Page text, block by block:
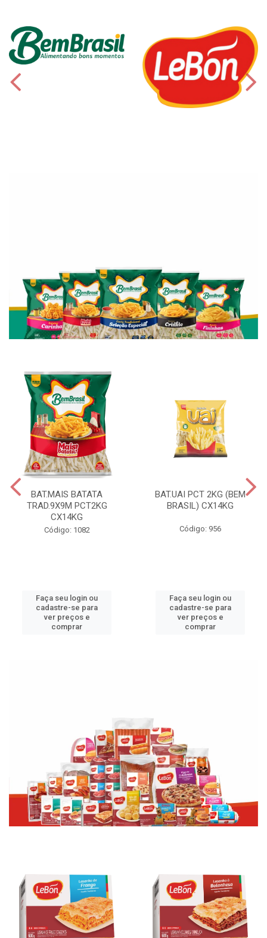
BAT.MAIS BATATA
TRAD.9X9M PCT2KG
CX14KG
Código: 1082
Faça seu login ou
cadastre-se para
ver preços e
comprar
BAT.UAI PCT 2KG (BEM
BRASIL) CX14KG
Código: 956
Faça seu login ou
cadastre-se para
ver preços e
comprar